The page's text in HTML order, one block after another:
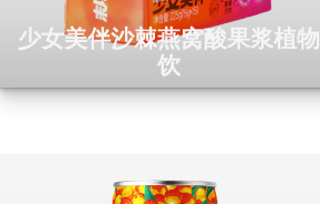
少女美伴沙棘燕窝酸果浆植物
饮